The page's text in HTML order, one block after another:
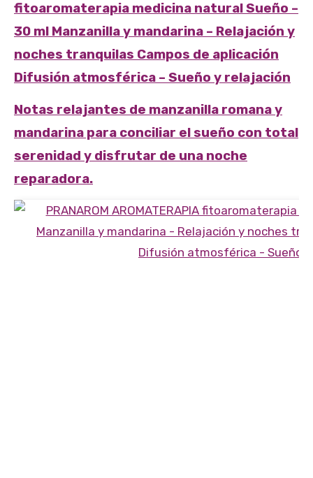
fitoaromaterapia medicina natural Sueño –
30 ml Manzanilla y mandarina – Relajación y
noches tranquilas Campos de aplicación
Difusión atmosférica – Sueño y relajación
Notas relajantes de manzanilla romana y
mandarina para conciliar el sueño con total
serenidad y disfrutar de una noche
reparadora.